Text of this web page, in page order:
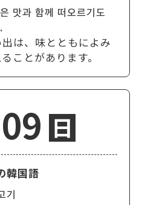
맛과 함께 떠오르기도
出は、味とともによみ
ことがあります。
09 日
韓国語
기